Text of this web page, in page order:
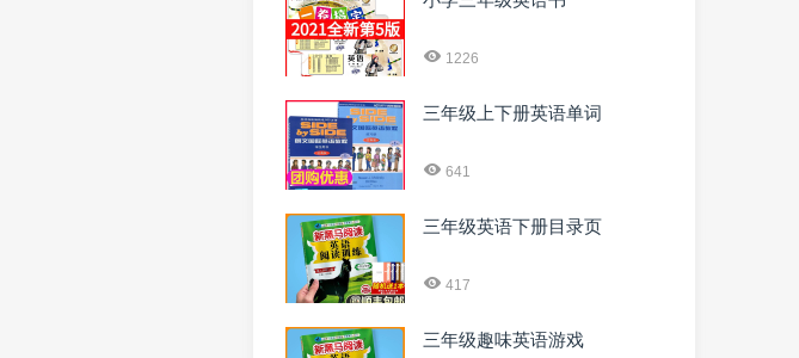
1226
三年级上下册英语单词
641
三年级英语下册目录页
417
三年级趣味英语游戏